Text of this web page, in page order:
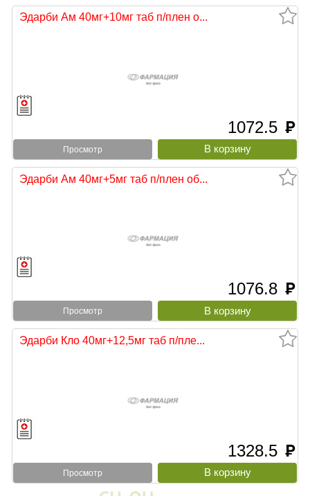
Эдарби Ам 40мг+10мг таб п/плен о...
1072.5 руб
Просмотр
Эдарби Ам 40мг+5мг таб п/плен об...
1076.8 руб
Просмотр
Эдарби Кло 40мг+12,5мг таб п/пле...
1328.5 руб
Просмотр